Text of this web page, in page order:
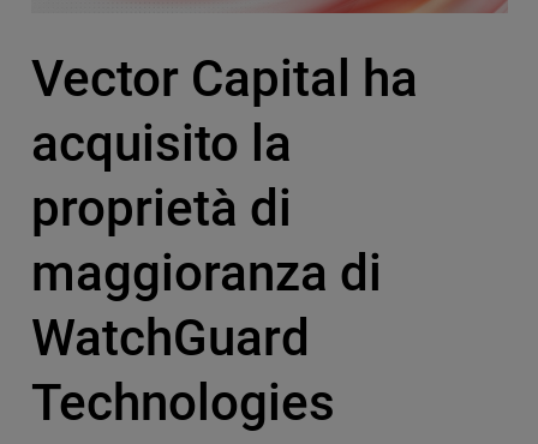
Vector Capital ha
acquisito la
proprietà di
maggioranza di
WatchGuard
Technologies